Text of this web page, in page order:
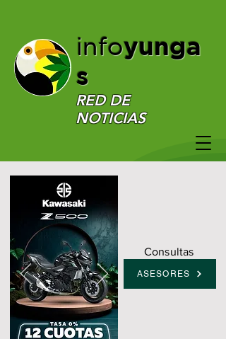
infoyunga
s
RED DE
NOTICIAS
Consultas
ASESORES